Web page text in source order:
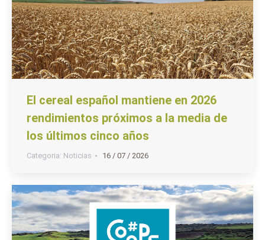
El cereal español mantiene en 2026
rendimientos próximos a la media de
los últimos cinco años
Categoria: Noticias 16 / 07 / 2026